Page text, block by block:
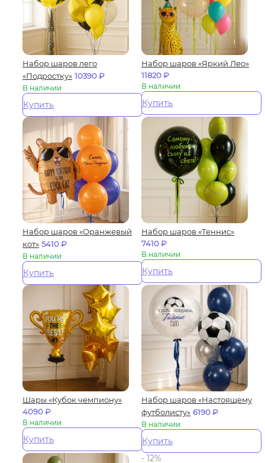
Набор шаров лего
«Подростку» 10390₽
В наличии
Купить
Набор шаров «Яркий Лео»
11820₽
В наличии
Купить
Набор шаров «Оранжевый
кот» 5410₽
В наличии
Купить
Набор шаров «Теннис»
7410₽
В наличии
Купить
Шары «Кубок чемпиону»
4090₽
В наличии
Купить
Набор шаров «Настоящему
футболисту» 6190₽
В наличии
Купить
- 12%